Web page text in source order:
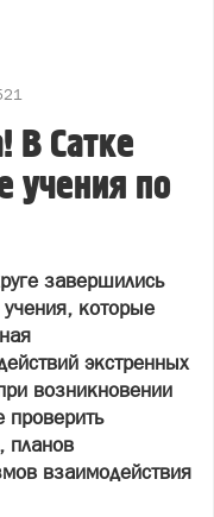
В Сатке
учения по
завершились
которые
экстренных
возникновении
проверить
планов
взаимодействия